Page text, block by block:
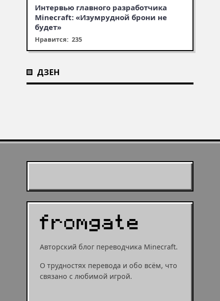
Интервью главного разработчика
Minecraft: «Изумрудной брони не
будет»
Нравится: 235
ДЗЕНМуухомор станет муушрумом
или мушрумом
Первая встреча с крипером,
робинзонада в Minecraft —
Что добавят в обновлении
Авторский блог переводчика Minecraft.
О трудностях перевода и обо всём, что
связано с любимой игрой.
муушрумом или мушрумом